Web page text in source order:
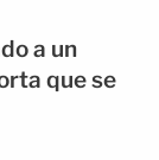
a un
que se